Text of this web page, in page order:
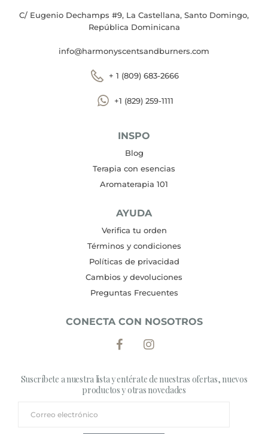
C/ Eugenio Dechamps #9, La Castellana, Santo Domingo,
República Dominicana
info@harmonyscentsandburners.com
+ 1 (809) 683-2666
+1 (829) 259-1111
INSPO
Blog
Terapia con esencias
Aromaterapia 101
AYUDA
Verifica tu orden
Términos y condiciones
Políticas de privacidad
Cambios y devoluciones
Preguntas Frecuentes
CONECTA CON NOSOTROS
Suscríbete a nuestra lista y entérate de nuestras ofertas, nuevos
productos y otras novedades